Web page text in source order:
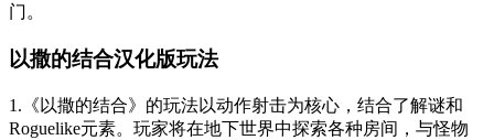
门。
以撒的结合汉化版玩法
1.《以撒的结合》的玩法以动作射击为核心，结合了解谜和
Roguelike元素。玩家将在地下世界中探索各种房间，与怪物